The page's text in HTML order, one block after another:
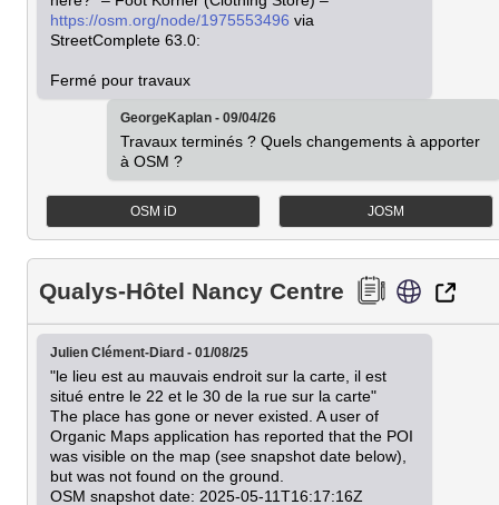
https://osm.org/node/1975553496 via
StreetComplete 63.0:
Fermé pour travaux
GeorgeKaplan - 09/04/26
Travaux terminés ? Quels changements à apporter
à OSM ?
OSM iD JOSM
Qualys-Hôtel Nancy Centre
Julien Clément-Diard - 01/08/25
"le lieu est au mauvais endroit sur la carte, il est
situé entre le 22 et le 30 de la rue sur la carte"
The place has gone or never existed. A user of
Organic Maps application has reported that the POI
was visible on the map (see snapshot date below),
but was not found on the ground.
OSM snapshot date: 2025-05-11T16:17:16Z